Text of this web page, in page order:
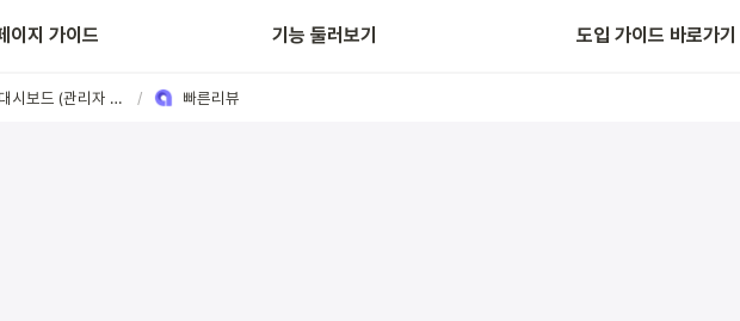
페이지 가이드
    기능 둘러보기
도입 가이드 바로가기
알파리뷰 대시보드 (관리자 페이지) 가이드 / 빠른리뷰
성 페이지 설정
      🔗   상품간 리뷰 연결